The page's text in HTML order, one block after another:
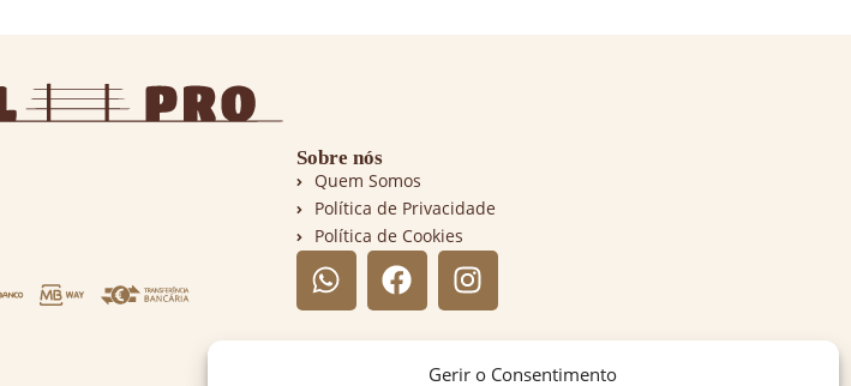
Gerir o Consentimento
Sobre nós
Quem Somos
Política de Privacidade
Política de Cookies